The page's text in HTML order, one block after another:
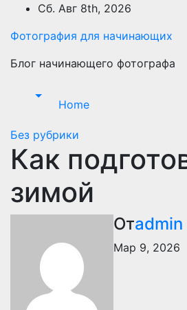
Перейти
содержимому
Сб. Авг 8th, 2026
Фотография для начинающих
Блог начинающего фотографа
Home
Без рубрики
Как
зимой
Отadmin
Мар 9, 2026